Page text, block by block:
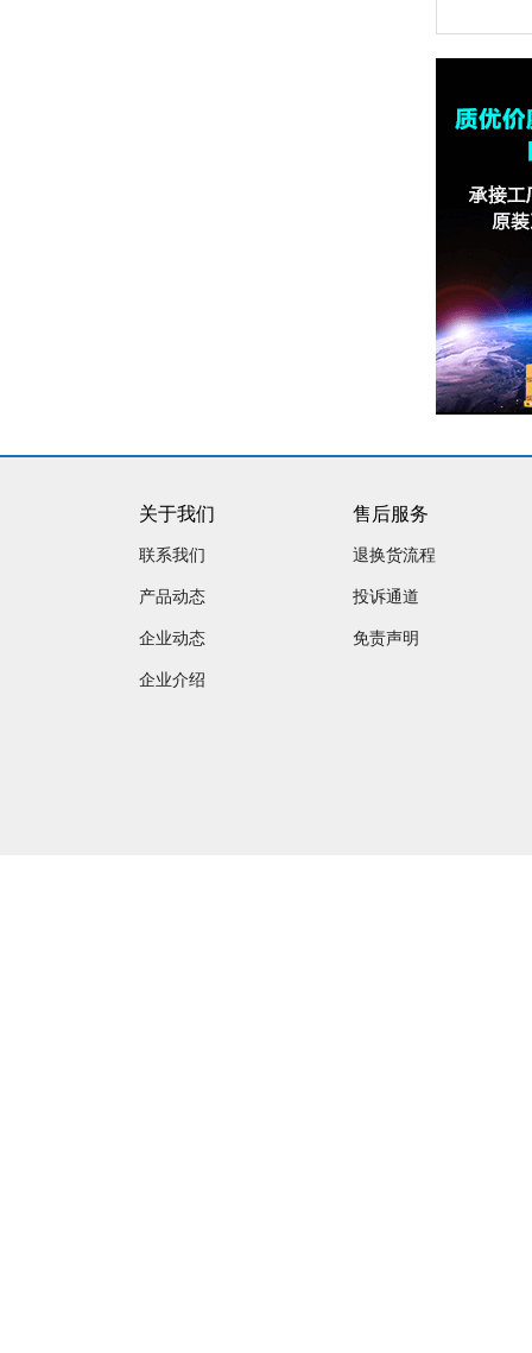
关于我们
联系我们
产品动态
企业动态
企业介绍
售后服务
退换货流程
投诉通道
免责声明